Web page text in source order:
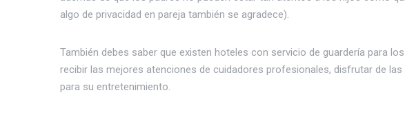
algo de privacidad en pareja también se agradece).
También debes saber que existen hoteles con servicio de guardería para
recibir las mejores atenciones de cuidadores profesionales, disfrutar de
para su entretenimiento.